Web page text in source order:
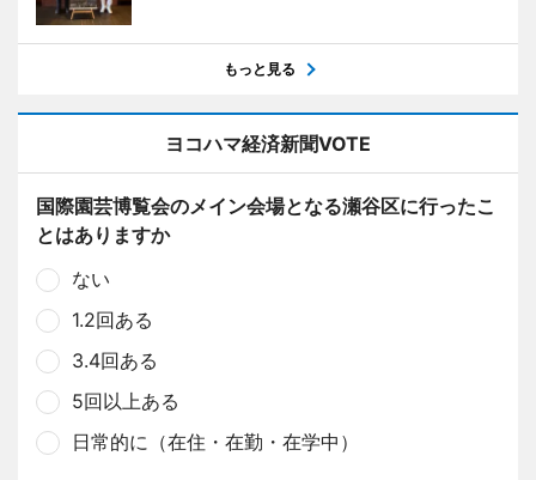
もっと見る
ヨコハマ経済新聞VOTE
国際園芸博覧会のメイン会場となる瀬谷区に行ったこ
とはありますか
ない
1.2回ある
3.4回ある
5回以上ある
日常的に（在住・在勤・在学中）